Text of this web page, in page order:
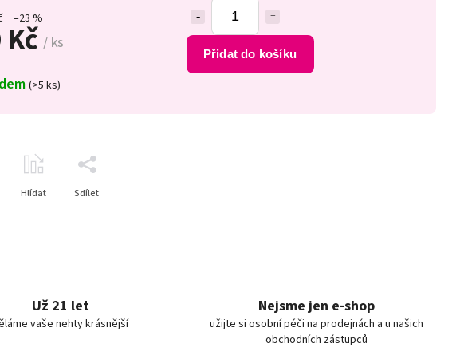
–23 %
Kč/ ks
Přidat do košíku
(>5 ks)
Hlídat Sdílet
Už 21 let
vaše nehty krásnější
Nejsme jen e-shop
užijte si osobní péči na prodejnách a u našich
obchodních zástupců